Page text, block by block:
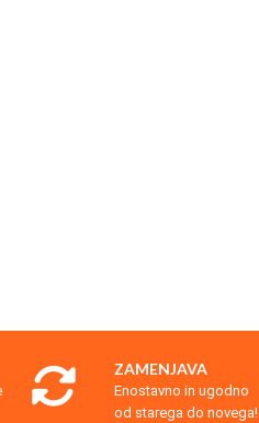
ZAMENJAVA
Enostavno in ugodno
od starega do novega!